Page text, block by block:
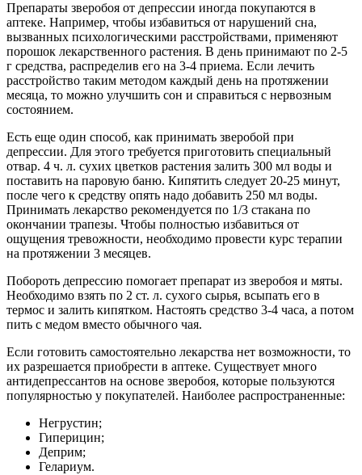
Препараты зверобоя от депрессии иногда покупаются в
аптеке. Например, чтобы избавиться от нарушений сна,
вызванных психологическими расстройствами, применяют
порошок лекарственного растения. В день принимают по 2-5
г средства, распределив его на 3-4 приема. Если лечить
расстройство таким методом каждый день на протяжении
месяца, то можно улучшить сон и справиться с нервозным
состоянием.
Есть еще один способ, как принимать зверобой при
депрессии. Для этого требуется приготовить специальный
отвар. 4 ч. л. сухих цветков растения залить 300 мл воды и
поставить на паровую баню. Кипятить следует 20-25 минут,
после чего к средству опять надо добавить 250 мл воды.
Принимать лекарство рекомендуется по 1/3 стакана по
окончании трапезы. Чтобы полностью избавиться от
ощущения тревожности, необходимо провести курс терапии
на протяжении 3 месяцев.
Побороть депрессию помогает препарат из зверобоя и мяты.
Необходимо взять по 2 ст. л. сухого сырья, всыпать его в
термос и залить кипятком. Настоять средство 3-4 часа, а потом
пить с медом вместо обычного чая.
Если готовить самостоятельно лекарства нет возможности, то
их разрешается приобрести в аптеке. Существует много
антидепрессантов на основе зверобоя, которые пользуются
популярностью у покупателей. Наиболее распространенные:
Негрустин;
Гиперицин;
Деприм;
Гелариум.